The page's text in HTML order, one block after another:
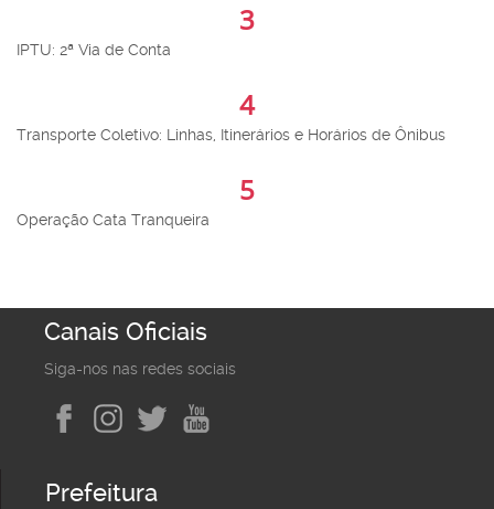
3
IPTU: 2ª Via de Conta
4
Transporte Coletivo: Linhas, Itinerários e Horários de Ônibus
5
Operação Cata Tranqueira
Canais Oficiais
Siga-nos nas redes sociais
Prefeitura